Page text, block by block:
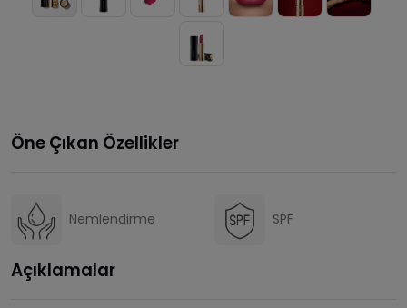
Öne Çıkan Özellikler
Nemlendirme SPF
Açıklamalar